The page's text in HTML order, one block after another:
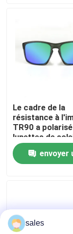
Visite d'usine
Nouvelles
Cas
Demandez
Lunettes de
Le cadre de la
résistance à
TR90 a
lunettes de
flottement
envoyer
sales